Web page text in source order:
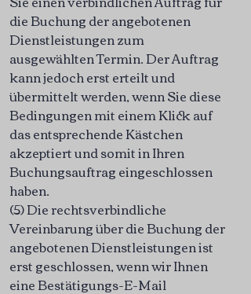
die Buchung der angebotenen
Dienstleistungen zum
ausgewählten Termin. Der Auftrag
kann jedoch erst erteilt und
übermittelt werden, wenn Sie diese
Bedingungen mit einem Klick auf
das entsprechende Kästchen
akzeptiert und somit in Ihren
Buchungsauftrag eingeschlossen
haben.
(5) Die rechtsverbindliche
Vereinbarung über die Buchung der
angebotenen Dienstleistungen ist
erst geschlossen, wenn wir Ihnen
eine Bestätigungs-E-Mail